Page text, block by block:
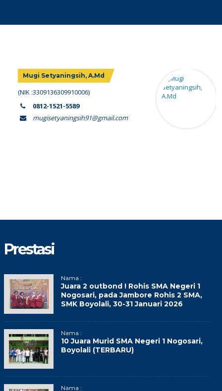
Mugi Setyaningsih, A.Md
(NIK :3309136309910006)
0812-1521-5589
mugisetyaningsih91@gmail.com
Prestasi
Nama :
Juara 2 outbond ! Rohis SMA Negeri 1
Nogosari, pada Jambore Rohis 2 SMA,
SMK Boyolali, 30-31 Januari 2026
Nama :
10 Juara Murid SMA Negeri 1 Nogosari,
Boyolali (TERBARU)
Nama :